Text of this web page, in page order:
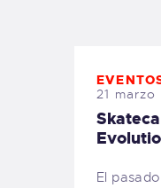
21 marzo
El